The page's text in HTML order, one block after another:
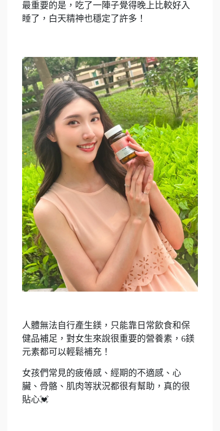
最重要的是，吃了一陣子覺得晚上比較好入
睡了，白天精神也穩定了許多！
人體無法自行產生鎂，只能靠日常飲食和保
健品補足，對女生來說很重要的營養素，6鎂
元素都可以輕鬆補充！
女孩們常見的疲倦感、經期的不適感、心
臟、骨骼、肌肉等狀況都很有幫助，真的很
貼心💓